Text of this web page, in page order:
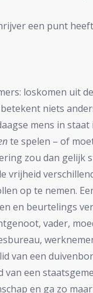
een punt
loskomen uit
niets
mens in staat
te spelen – of
zou dan gelijk
vrijheid
op te nemen.
en beurtelings
vader,
van een
van een
en ga zo